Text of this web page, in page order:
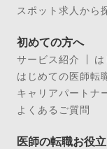
スポット求人から
初めての方へ
サービス紹介
はじめての医師転
キャリアパートナ
よくあるご質問
医師の転職お役